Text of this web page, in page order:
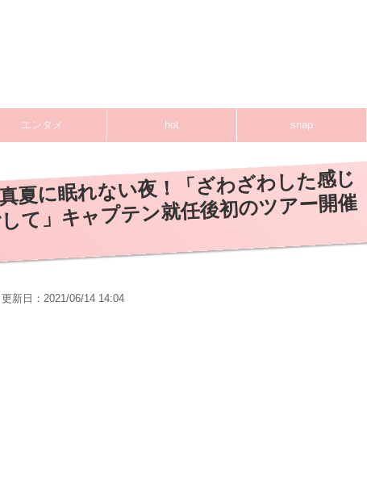
エンタメ hot snap
夏に眠れない夜！「ざわざわした感じ
て」キャプテン就任後初のツアー開催
新日： 2021/06/14 14:04